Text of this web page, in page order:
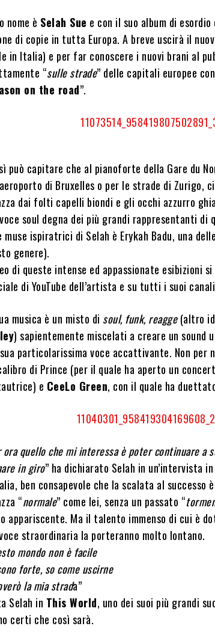
nome è Selah Sue e con il suo album di
di copie in tutta Europa. A breve uscirà il
in Italia) e per far conoscere i nuovi brani al
“sulle strade” delle capitali europee
on the road”.
può capitare che al pianoforte della Gare du
di Bruxelles o per le strade di Zurigo,
dai folti capelli biondi e gli occhi azzurro
soul degna dei più grandi rappresentanti di
muse ispiratrici di Selah è Erykah Badu, una
genere).
di queste intense ed appassionate esibizioni
di YouTube dell’artista e su tutti i suoi
musica è un misto di soul, funk, reagge(altro
) sapientemente miscelati a creare un sound
particolarissima voce accattivante. Non
di Prince (per il quale ha aperto un
e CeeLo Green, con il quale ha
ora quello che mi interessa è poter continuare a
in giro” ha dichiarato Selah in un’intervista
ben consapevole che la scalata al successo
“normale” come lei, senza un passato “
appariscente. Ma il talento immenso di cui è
straordinaria la porteranno molto lontano.
mondo non è facile
forte, so come uscirne
la mia strada”
Selah in This World, uno dei suoi più grandi
certi che così sarà.